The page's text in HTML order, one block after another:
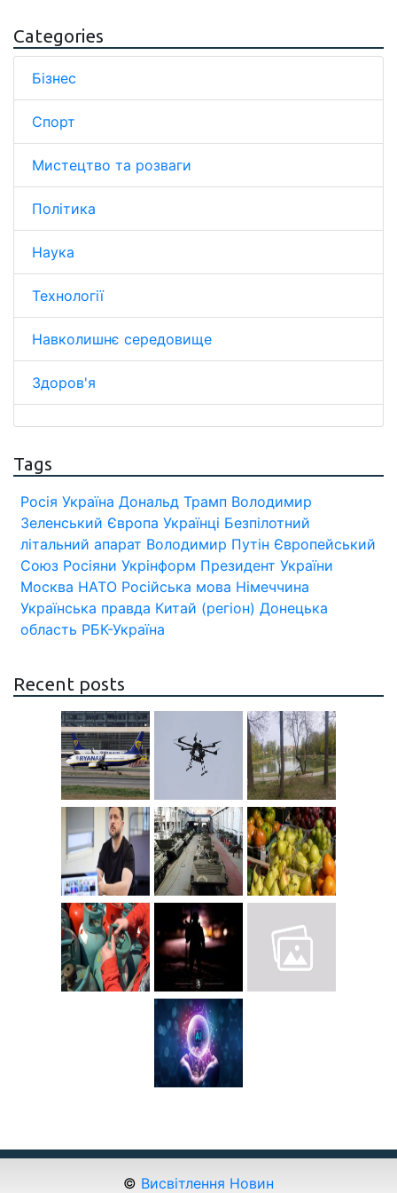
Categories
Бізнес
Спорт
Мистецтво та розваги
Політика
Наука
Технології
Навколишнє середовище
Здоров'я
Tags
Росія Україна Дональд Трамп Володимир
Зеленський Європа Українці Безпілотний
літальний апарат Володимир Путін Європейський
Союз Росіяни Укрінформ Президент України
Москва НАТО Російська мова Німеччина
Українська правда Китай (регіон) Донецька
область РБК-Україна
Recent posts
© Висвітлення Новин